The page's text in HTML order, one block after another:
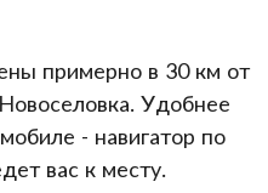
примерно в 30 км от
Удобнее
- навигатор по
вас к месту.